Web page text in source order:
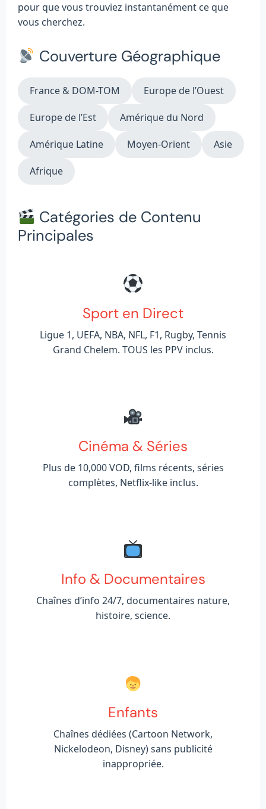
pour que vous trouviez instantanément ce que
vous cherchez.
Couverture Géographique
France & DOM-TOM Europe de l’Ouest
Europe de l’Est Amérique du Nord
Amérique Latine Moyen-Orient Asie
Afrique
Catégories de Contenu
Principales
Sport en Direct
Ligue 1, UEFA, NBA, NFL, F1, Rugby, Tennis
Grand Chelem. TOUS les PPV inclus.
Cinéma & Séries
Plus de 10,000 VOD, films récents, séries
complètes, Netflix-like inclus.
Info & Documentaires
Chaînes d’info 24/7, documentaires nature,
histoire, science.
Enfants
Chaînes dédiées (Cartoon Network,
Nickelodeon, Disney) sans publicité
inappropriée.